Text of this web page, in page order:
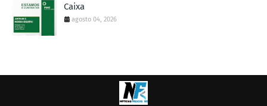
Caixa
agosto 04, 2026